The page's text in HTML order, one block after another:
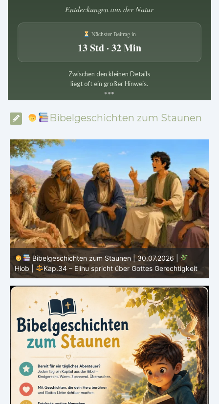
Entdeckungen aus der Natur
Nächster Beitrag in
13 Std · 32 Min
Zwischen den kleinen Details
liegt oft ein großer Hinweis.
***
Bibelgeschichten zum Staunen
Bibelgeschichten zum Staunen | 29.07.2026 |
Hiob
|
Kap.33 – Elihu spricht Hiob direkt an